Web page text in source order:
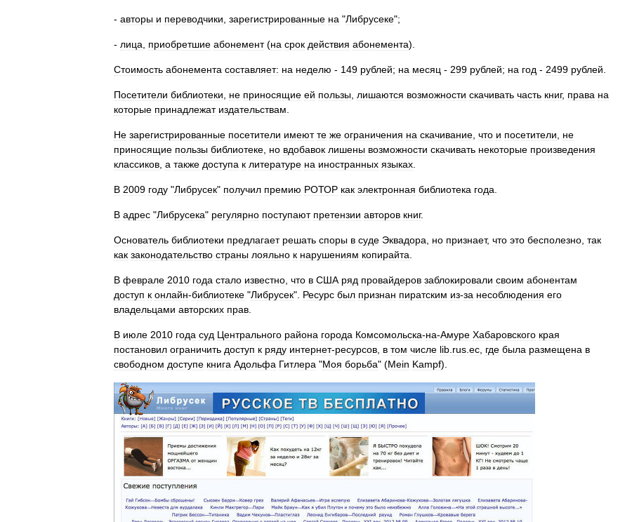
- авторы и переводчики зарегистрированные на "Либрусеке";
- лица приобретшие абонемент(на срок действия абонемента).
Стоимость абонемента составляет: на неделю - 149 рублей; на месяц - 299 рублей; на год - 2499 рублей
Посетители библиотеки не приносящие ей пользы лишаются возможности скачивать часть книг, права на
которые принадлежат издательствам
Не зарегистрированные посетители имеют те же ограничения на скачивание что и посетители
не
приносящие пользы библиотеке но вдобавок лишены возможности скачивать некоторые произведения
классиков а также доступа к литературе на иностранных языках
В 2009 году "Либрусек" получил премию РОТОР как электронная библиотека года
В адрес "Либрусека" регулярно поступают претензии авторов книг.
Основатель библиотеки предлагает решать споры в суде Эквадора но признает, что это бесполезно так
как законодательство страны лояльно к нарушениям копирайта
В феврале 2010 года стало известно что в США ряд провайдеров заблокировали своим абонентам
доступ к онлайн-библиотеке "Либрусек". Ресурс был признан пиратским из-за несоблюдения его
владельцами авторских прав
В июле 2010 года суд Центрального района города Комсомольска-на-Амуре Хабаровского края
постановил ограничить доступ к ряду интернет-ресурсов в том числе lib rus ec где была размещена в
свободном доступе книга Адольфа Гитлера "Моя борьба" (Mein Kampf).